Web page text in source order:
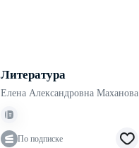
Литература
Елена Александровна Маханова
По подписке